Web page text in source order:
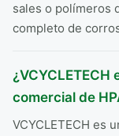
sales o polímeros
completo de
comercial de
VCYCLETECH es